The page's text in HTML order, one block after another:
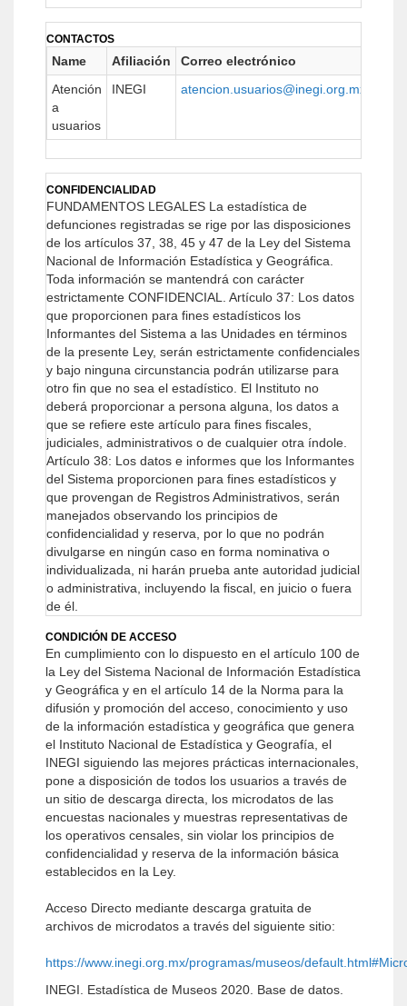
CONTACTOS
Name Afiliación Correo electrónico
Atención
a
usuarios
INEGI atencion.usuarios@inegi.org.mx
CONFIDENCIALIDAD
FUNDAMENTOS LEGALES La estadística de
defunciones registradas se rige por las disposiciones
de los artículos 37, 38, 45 y 47 de la Ley del Sistema
Nacional de Información Estadística y Geográfica.
Toda información se mantendrá con carácter
estrictamente CONFIDENCIAL.
Artículo 37: Los datos
que proporcionen para fines estadísticos los
Informantes del Sistema a las Unidades en términos
de la presente Ley, serán estrictamente confidenciales
y bajo ninguna circunstancia podrán utilizarse para
otro fin que no sea el estadístico. El Instituto no
deberá proporcionar a persona alguna, los datos a
que se refiere este artículo para fines fiscales,
judiciales, administrativos o de cualquier otra índole.
Artículo 38: Los datos e informes que los Informantes
del Sistema proporcionen para fines estadísticos y
que provengan de Registros Administrativos, serán
manejados observando los principios de
confidencialidad y reserva, por lo que no podrán
divulgarse en ningún caso en forma nominativa o
individualizada, ni harán prueba ante autoridad judicial
o administrativa, incluyendo la fiscal, en juicio o fuera
de él.
CONDICIÓN DE ACCESO
En cumplimiento con lo dispuesto en el artículo 100 de
la Ley del Sistema Nacional de Información Estadística
y Geográfica y en el artículo 14 de la Norma para la
difusión y promoción del acceso, conocimiento y uso
de la información estadística y geográfica que genera
el Instituto Nacional de Estadística y Geografía, el
INEGI siguiendo las mejores prácticas internacionales,
pone a disposición de todos los usuarios a través de
un sitio de descarga directa, los microdatos de las
encuestas nacionales y muestras representativas de
los operativos censales, sin violar los principios de
confidencialidad y reserva de la información básica
establecidos en la Ley.
Acceso Directo mediante descarga gratuita de
archivos de microdatos a través del siguiente sitio:
https://www.inegi.org.mx/programas/museos/
INEGI. Estadística de Museos 2020. Base de datos.